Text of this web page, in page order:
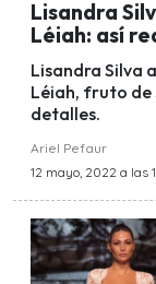
Lisandra
Léiah: así
Lisandra Silva
Léiah, fruto de
detalles.
Ariel Pefaur
12 mayo, 2022 a las